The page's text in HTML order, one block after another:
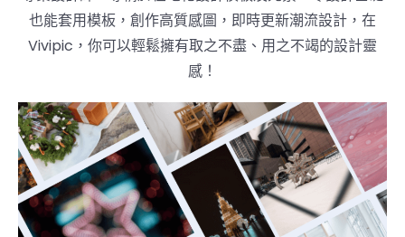
也能套用模板，創作高質感圖，即時更新潮流設計，在
Vivipic，你可以輕鬆擁有取之不盡、用之不竭的設計靈
感！